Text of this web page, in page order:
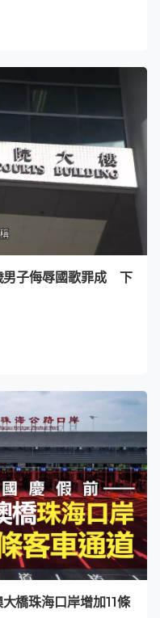
男子侮辱國歌罪成 下
橋珠海口岸增加11條